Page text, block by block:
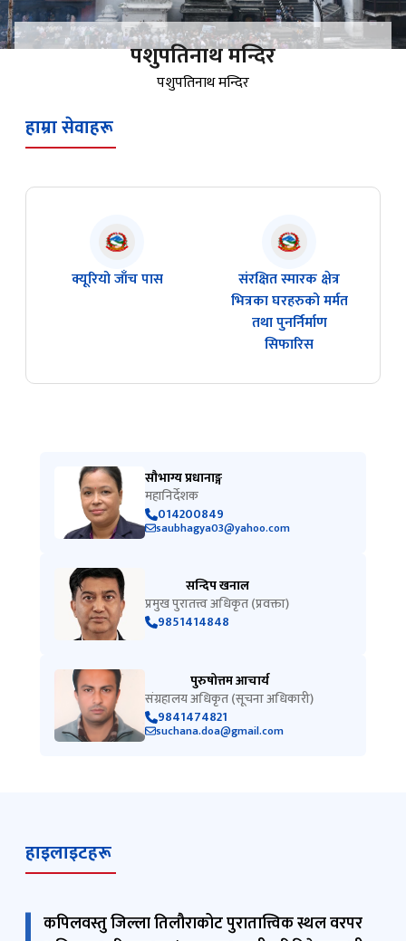
पशुपतिनाथ मन्दिर
पशुपतिनाथ मन्दिर
हाम्रा सेवाहरू
क्यूरियो जाँच पास
संरक्षित स्मारक क्षेत्र
भित्रका घरहरुको मर्मत
तथा पुनर्निर्माण
सिफारिस
सौभाग्य प्रधानाङ्ग
महानिर्देशक
014200849
saubhagya03@yahoo.com
सन्दिप खनाल
प्रमुख पुरातत्त्व अधिकृत (प्रवक्ता)
9851414848
पुरुषोत्तम आचार्य
संग्रहालय अधिकृत (सूचना अधिकारी)
9841474821
suchana.doa@gmail.com
हाइलाइटहरू
कपिलवस्तु जिल्ला तिलौराकोट पुरातात्त्विक स्थल वरपर